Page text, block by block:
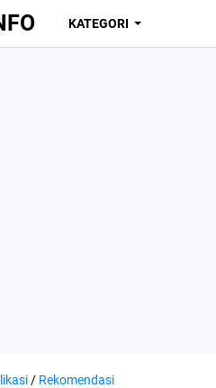
KATEGORI
/ Rekomendasi